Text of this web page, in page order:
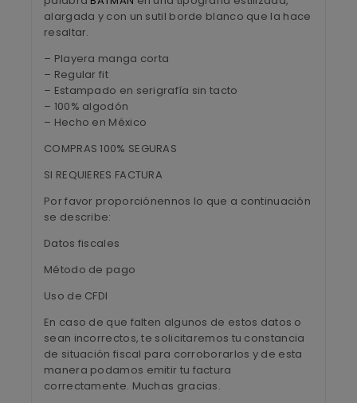
alargada y con un sutil borde blanco que la hace
resaltar.
– Playera manga corta
– Regular fit
– Estampado en serigrafía sin tacto
– 100% algodón
– Hecho en México
COMPRAS 100% SEGURAS
SI REQUIERES FACTURA
Por favor proporciónennos lo que a continuación
se describe:
Datos fiscales
Método de pago
Uso de CFDI
En caso de que falten algunos de estos datos o
sean incorrectos, te solicitaremos tu constancia
de situación fiscal para corroborarlos y de esta
manera podamos emitir tu factura
correctamente. Muchas gracias.